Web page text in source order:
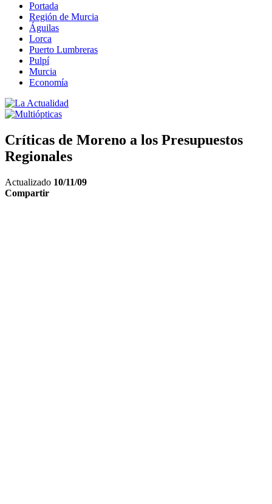
Portada
Región de Murcia
Águilas
Lorca
Puerto Lumbreras
Pulpí
Murcia
Economía
Críticas de Moreno a los Presupuestos
Regionales
Actualizado 10/11/09
Compartir